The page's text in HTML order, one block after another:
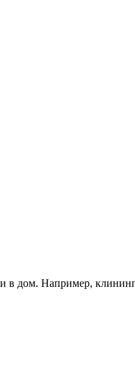
в дом. Например,